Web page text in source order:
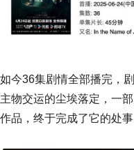
如今36集剧情全部播完，
主物交运的尘埃落定，一
作品，终于完成了它的处事